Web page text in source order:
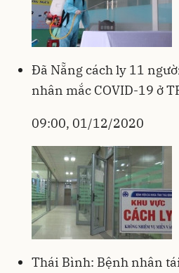
Đã Nẵng cách ly 11
nhân mắc COVID-19 ở
09:00, 01/12/2020
Thái Bình: Bệnh nhân